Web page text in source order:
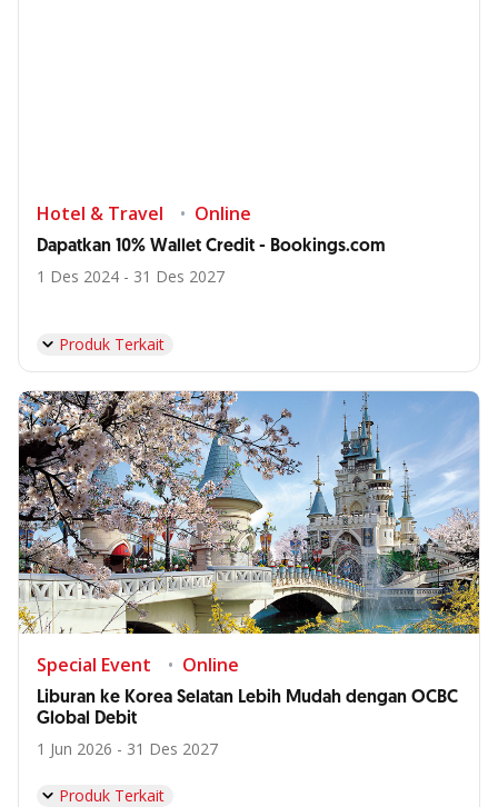
Hotel & Travel Online
Dapatkan 10% Wallet Credit - Bookings.com
1 Des 2024 - 31 Des 2027
Produk Terkait
Special Event Online
Liburan ke Korea Selatan Lebih Mudah dengan OCBC
Global Debit
1 Jun 2026 - 31 Des 2027
Produk Terkait